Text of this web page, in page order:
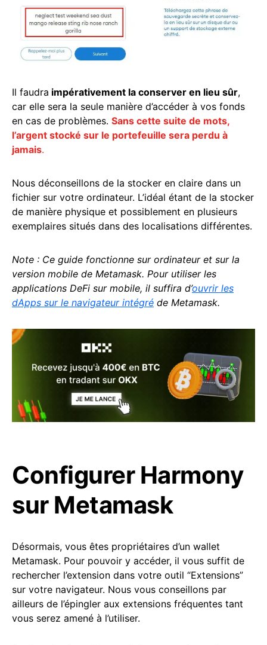
Il faudra impérativement la conserver en lieu sûr,
car elle sera la seule manière d’accéder à vos fonds
en cas de problèmes. Sans cette suite de mots,
l’argent stocké sur le portefeuille sera perdu à
jamais.
Nous déconseillons de la stocker en claire dans un
fichier sur votre ordinateur. L’idéal étant de la stocker
de manière physique et possiblement en plusieurs
exemplaires situés dans des localisations différentes.
Note : Ce guide fonctionne sur ordinateur et sur la
version mobile de Metamask. Pour utiliser les
applications DeFi sur mobile, il suffira d’ouvrir les
dApps sur le navigateur intégré de Metamask.
Configurer Harmony
sur Metamask
Désormais, vous êtes propriétaires d’un wallet
Metamask. Pour pouvoir y accéder, il vous suffit de
rechercher l’extension dans votre outil “Extensions”
sur votre navigateur. Nous vous conseillons par
ailleurs de l’épingler aux extensions fréquentes tant
vous serez amené à l’utiliser.